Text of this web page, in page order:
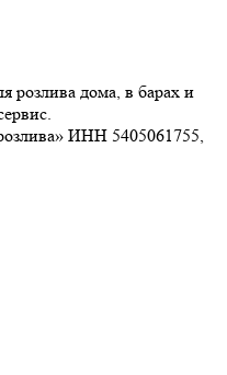
розлива дома, в барах и
ИНН 5405061755,